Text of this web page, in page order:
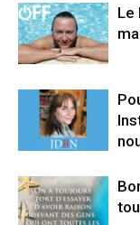
Le